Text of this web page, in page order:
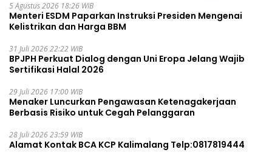
5 Agustus 2026 18:26 WIB
Menteri ESDM Paparkan Instruksi Presiden Mengenai
Kelistrikan dan Harga BBM
31 Juli 2026 22:22 WIB
BPJPH Perkuat Dialog dengan Uni Eropa Jelang Wajib
Sertifikasi Halal 2026
29 Juli 2026 17:00 WIB
Menaker Luncurkan Pengawasan Ketenagakerjaan
Berbasis Risiko untuk Cegah Pelanggaran
28 Juli 2026 23:59 WIB
Alamat Kontak BCA KCP Kalimalang Telp:0817819444